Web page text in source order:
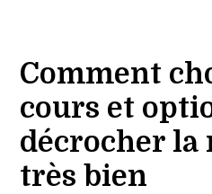
Comment
cours et
décrocher la
très bien